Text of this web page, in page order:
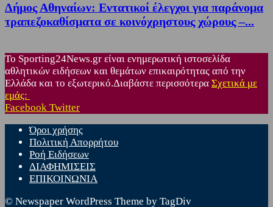
Δήμος Αθηναίων: Εντατικοί έλεγχοι για παράνομα
τραπεζοκαθίσματα σε κοινόχρηστους χώρους –...
Το Sporting24News.gr είναι ενημερωτική ιστοσελίδα
αθλητικών ειδήσεων και θεμάτων επικαιρότητας από την
Ελλάδα και το εξωτερικό.Διαβάστε περισσότερα Σχετικά με
εμάς:
Facebook Twitter
Όροι χρήσης
Πολιτική Απορρήτου
Ροή Ειδήσεων
ΔΙΑΦΗΜΙΣΕΙΣ
ΕΠΙΚΟΙΝΩΝΙΑ
© Newspaper WordPress Theme by TagDiv